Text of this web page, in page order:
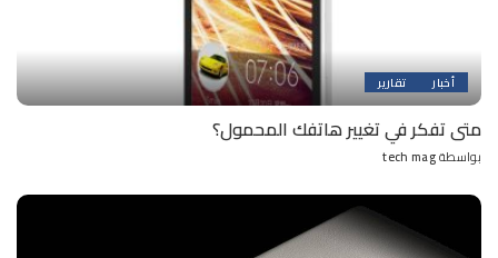
أخبار تقارير
متى تفكر في تغيير هاتفك المحمول؟
Posted
بواسطةtech mag